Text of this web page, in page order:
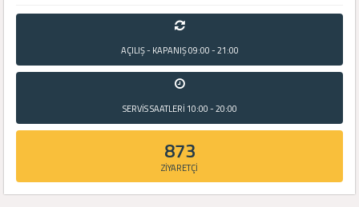
AÇILIŞ - KAPANIŞ09:00 - 21:00
SERVİS SAATLERİ 10:00 - 20:00
873
ZİYARETÇİ